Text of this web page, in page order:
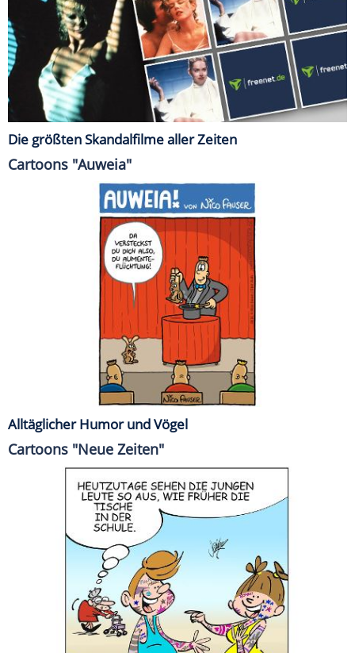
Die größten Skandalfilme aller Zeiten
Cartoons "Auweia"
Alltäglicher Humor und Vögel
Cartoons "Neue Zeiten"